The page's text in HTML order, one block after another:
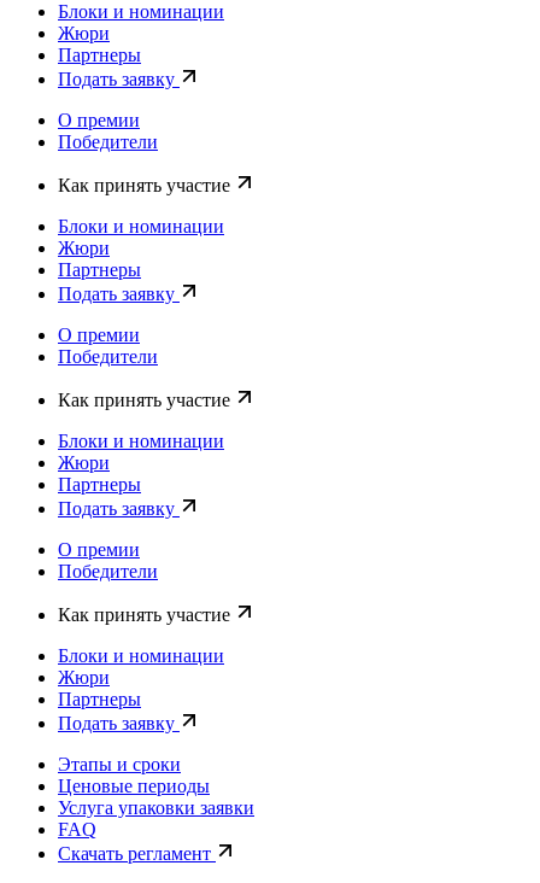
Блоки и номинации
Жюри
Партнеры
Подать заявку
О премии
Победители
Как принять участие
Блоки и номинации
Жюри
Партнеры
Подать заявку
О премии
Победители
Как принять участие
Блоки и номинации
Жюри
Партнеры
Подать заявку
О премии
Победители
Как принять участие
Блоки и номинации
Жюри
Партнеры
Подать заявку
Этапы и сроки
Ценовые периоды
Услуга упаковки заявки
FAQ
Скачать регламент